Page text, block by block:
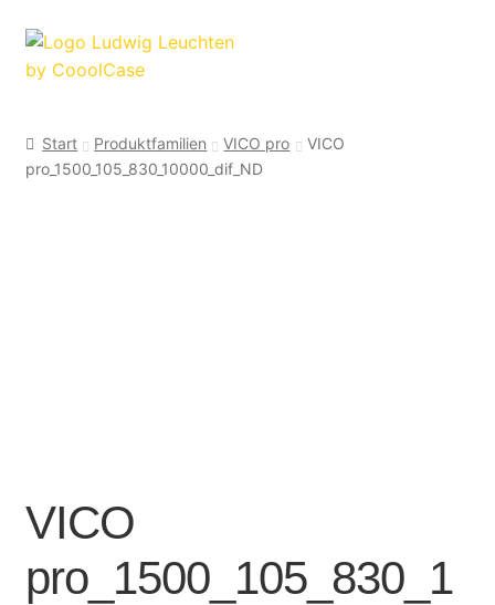
Zur
Navigation
Zum
Inhalt
Start Produktfamilien VICO pro
VICO
pro_1500_105_830_10000_dif_ND
VICO
pro_1500_105_830_1